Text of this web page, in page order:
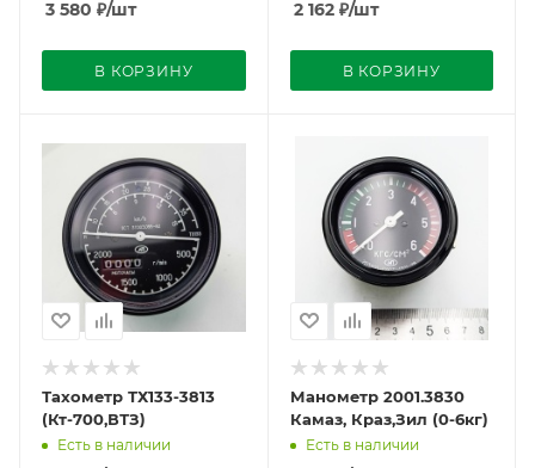
3 580 ₽/шт
В КОРЗИНУ
2 162₽/шт
В КОРЗИНУ
Тахометр ТХ133-3813
(Кт-700,ВТЗ)
Есть в наличии
Манометр 2001.3830
Камаз, Краз,Зил (0-6кг)
Есть в наличии